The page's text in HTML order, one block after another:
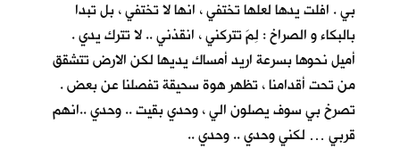
بي . افلت يدها لعلها تختفي ، انها لا تختفي ، بل تبدا
بالبكاء و الصراخ : لِمَ تتركني ، انقذني .. لا تترك يدي .
أميل نحوها بسرعة اريد أمساك يديها لكن الارض تتشقق
من تحت أقدامنا ، تظهر هوة سحيقة تفصلنا عن بعض .
تصرخ بي سوف يصلون الي ، وحدي بقيت .. وحدي ..انهم
قربي … لكني وحدي .. وحدي ..